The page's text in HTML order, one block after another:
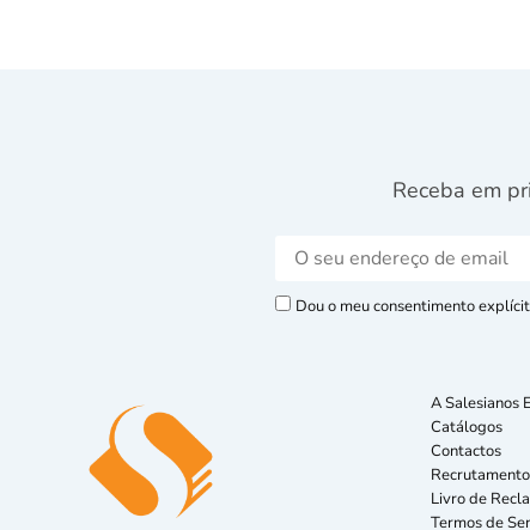
Receba em
Dou o meu consentimento
A Salesianos
Catálogos
Contactos
Recrutamento
Livro de
Termos de